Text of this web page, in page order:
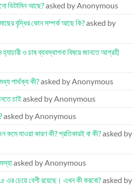
ভিটামিন আছে?asked by Anonymous
বৃদ্ধির কোন সম্পর্ক আছে কি?asked by
হ্যাচারী ও চাষ ব্যবস্থাপনা বিষয়ে জানতে আগ্রহী
পার্থক্য কী?asked by Anonymous
চাইasked by Anonymous
asked by Anonymous
কমে যাওয়া কারণ কী? প্রতিকারই বা কী?asked by
asked by Anonymous
এর চেয়ে বেশী রয়েছে। এখন কী করবো?asked by